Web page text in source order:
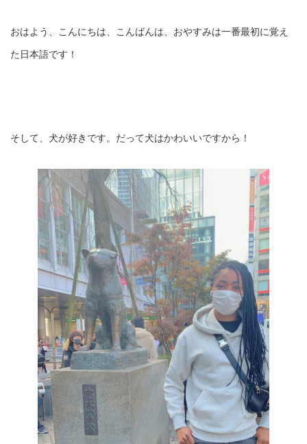
おはよう、こんにちは、こんばんは、おやすみは一番最初に覚え
た日本語です！
そして、犬が好きです。だって犬はかわいいですから！